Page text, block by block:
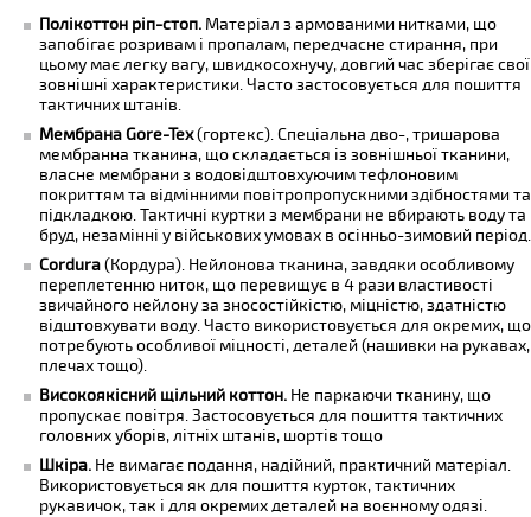
Полікоттон ріп-стоп. Матеріал з армованими нитками, що
запобігає розривам і пропалам, передчасне стирання, при
цьому має легку вагу, швидкосохнучу, довгий час зберігає свої
зовнішні характеристики. Часто застосовується для пошиття
тактичних штанів.
Мембрана Gore-Tex(гортекс). Спеціальна дво-, тришарова
мембранна тканина, що складається із зовнішньої тканини,
власне мембрани з водовідштовхуючим тефлоновим
покриттям та відмінними повітропропускними здібностями та
підкладкою. Тактичні куртки з мембрани не вбирають воду та
бруд, незамінні у військових умовах в осінньо-зимовий період.
Cordura(Кордура). Нейлонова тканина, завдяки особливому
переплетенню ниток, що перевищує в 4 рази властивості
звичайного нейлону за зносостійкістю, міцністю, здатністю
відштовхувати воду. Часто використовується для окремих, що
потребують особливої ​​міцності, деталей (нашивки на рукавах,
плечах тощо).
Високоякісний щільний коттон. Не паркаючи тканину, що
пропускає повітря. Застосовується для пошиття тактичних
головних уборів, літніх штанів, шортів тощо
Шкіра. Не вимагає подання, надійний, практичний матеріал.
Використовується як для пошиття курток, тактичних
рукавичок, так і для окремих деталей на воєнному одязі.